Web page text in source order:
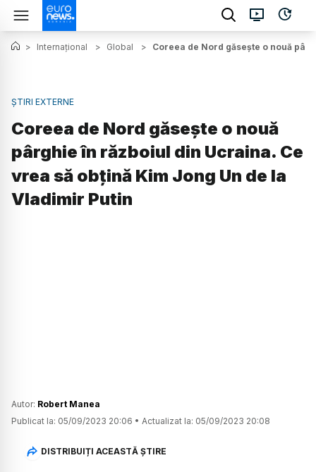
> Internațional > Global > Coreea de Nord găsește o nouă
ȘTIRI EXTERNE
Coreea de Nord găsește o nouă
pârghie în războiul din Ucraina. Ce
vrea să obțină Kim Jong Un de la
Vladimir Putin
Autor: Robert Manea
Publicat la: 05/09/2023 20:06 • Actualizat la: 05/09/2023 20:08
DISTRIBUIȚI ACEASTĂ ȘTIRE